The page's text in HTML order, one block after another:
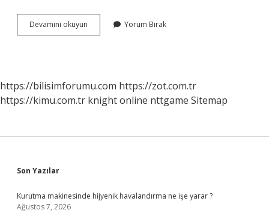
Devamını okuyun
Kütüphanesi
Yorum Bırak
https://bilisimforumu.com https://zot.com.tr
https://kimu.com.tr knight online nttgame Sitemap
Sidebar
Son Yazılar
Kurutma makinesinde hijyenik havalandırma ne işe yarar ?
Ağustos 7, 2026